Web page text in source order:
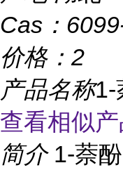
Cas：
价格： 2
产品名称1-
查看相似
简介 1-萘